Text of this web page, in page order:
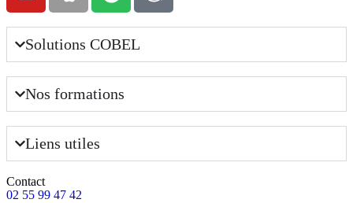
Solutions COBEL
Nos formations
Liens utiles
Contact
02 55 99 47 42